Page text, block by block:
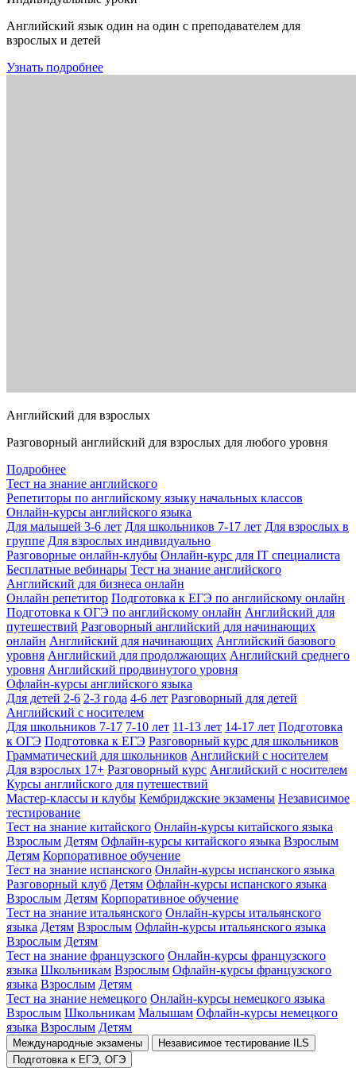
Английский язык один на один с преподавателем для
взрослых и детей
Узнать подробнее
Английский для взрослых
Разговорный английский для взрослых для любого уровня
Подробнее
Тест на знание английского
Репетиторы по английскому языку начальных классов
Онлайн-курсы английского языка
Для малышей 3-6 лет Для школьников 7-17 лет Для взрослых в
группе Для взрослых индивидуально
Разговорные онлайн-клубы Онлайн-курс для IT специалиста
Бесплатные вебинары Тест на знание английского
Английский для бизнеса онлайн
Онлайн репетитор Подготовка к ЕГЭ по английскому онлайн
Подготовка к ОГЭ по английскому онлайн Английский для
путешествий Разговорный английский для начинающих
онлайн Английский для начинающих Английский базового
уровня Английский для продолжающих Английский среднего
уровня Английский продвинутого уровня
Офлайн-курсы английского языка
Для детей 2-6 2-3 года 4-6 лет Разговорный для детей
Английский с носителем
Для школьников 7-17 7-10 лет 11-13 лет 14-17 лет Подготовка
к ОГЭ Подготовка к ЕГЭ Разговорный курс для школьников
Грамматический для школьников Английский с носителем
Для взрослых 17+ Разговорный курс Английский с носителем
Курсы английского для путешествий
Мастер-классы и клубы Кембриджские экзамены Независимое
тестирование
Тест на знание китайского Онлайн-курсы китайского языка
Взрослым Детям Офлайн-курсы китайского языка Взрослым
Детям Корпоративное обучение
Тест на знание испанского Онлайн-курсы испанского языка
Разговорный клуб Детям Офлайн-курсы испанского языка
Взрослым Детям Корпоративное обучение
Тест на знание итальянского Онлайн-курсы итальянского
языка Детям Взрослым Офлайн-курсы итальянского языка
Взрослым Детям
Тест на знание французского Онлайн-курсы французского
языка Школьникам Взрослым Офлайн-курсы французского
языка Взрослым Детям
Тест на знание немецкого Онлайн-курсы немецкого языка
Взрослым Школьникам Малышам Офлайн-курсы немецкого
языка Взрослым Детям
Международные экзамены
Независимое тестирование ILS
Подготовка к ЕГЭ, ОГЭ